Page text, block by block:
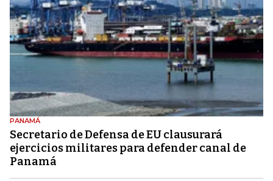
PANAMÁ
Secretario de Defensa de EU clausurará
ejercicios militares para defender canal de
Panamá